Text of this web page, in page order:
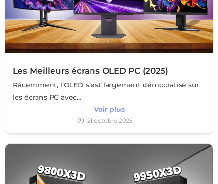
Les Meilleurs écrans OLED PC (2025)
Récemment, l’OLED s’est largement démocratisé sur
les écrans PC avec...
Voir plus
21 octobre 2025